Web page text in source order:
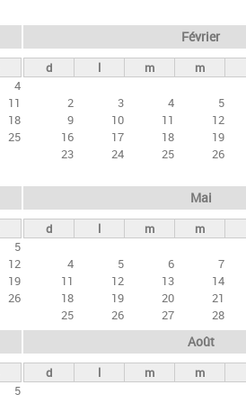
4
11
18
25
Février
d l m m
2
3 4 5
9
10 11 12
16
17 18 19
23
24 25 26
5
12
19
26
Mai
d l m m
4
5 6 7
11
12 13 14
18
19 20 21
25
26 27 28
5
Août
d l m m